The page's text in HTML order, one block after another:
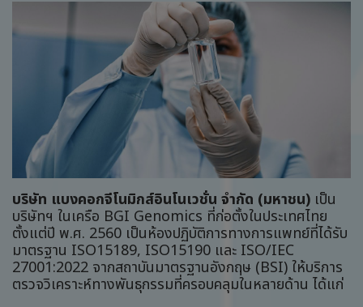
บริษัท แบงคอกจีโนมิกส์อินโนเวชั่น จำกัด (มหาชน) เป็น
บริษัทฯ ในเครือ BGI Genomics ที่ก่อตั้งในประเทศไทย
ตั้งแต่ปี พ.ศ. 2560 เป็นห้องปฏิบัติการทางการแพทย์ที่ได้รับ
มาตรฐาน ISO15189, ISO15190 และ ISO/IEC
27001:2022 จากสถาบันมาตรฐานอังกฤษ (BSI) ให้บริการ
ตรวจวิเคราะห์ทางพันธุกรรมที่ครอบคลุมในหลายด้าน ได้แก่